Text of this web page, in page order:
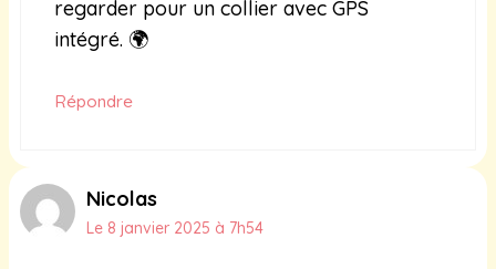
regarder pour un collier avec GPS
intégré. 🌍
Répondre
Nicolas
Le 8 janvier 2025 à 7h54